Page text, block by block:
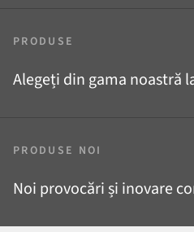
PRODUSE
Alegeți din gama noastră
PRODUSE NOI
Noi provocări și inovare